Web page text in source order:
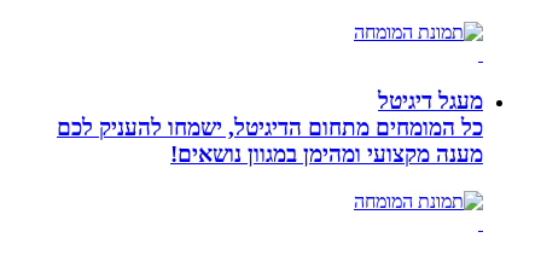
מעגל דיגיטל
כל המומחים מתחום הדיגיטל, ישמחו להעניק לכם
מענה מקצועי ומהימן במגוון נושאים!